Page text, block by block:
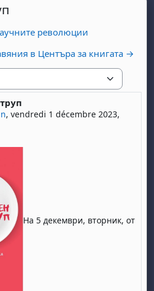
революции
в Центъра за книгата →
,vendredi 1 décembre 2023,
: 0
На 5 декември, вторник, от